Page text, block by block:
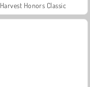
Harvest Honors Classic